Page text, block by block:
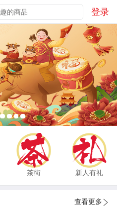
登录
茶街 新人有礼
查看更多